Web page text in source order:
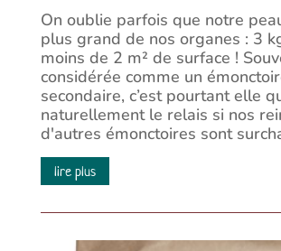
On oublie parfois que notre
plus grand de nos organes : 3
moins de 2 m² de surface !
considérée comme un
secondaire, c’est pourtant elle
naturellement le relais si nos
d'autres émonctoires sont
lire plus